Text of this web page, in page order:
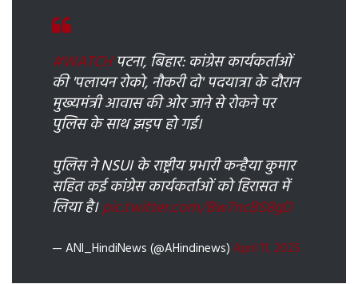
#WATCHपटना, बिहार: कांग्रेस कार्यकर्ताओं
की 'पलायन रोको, नौकरी दो' पदयात्रा के दौरान
मुख्यमंत्री आवास की ओर जाने से रोकने पर
पुलिस के साथ झड़प हो गई।
पुलिस ने NSUI के राष्ट्रीय प्रभारी कन्हैया कुमार
सहित कई कांग्रेस कार्यकर्ताओं को हिरासत में
लिया है।pic.twitter.com/Bw7ncBS8gD
— ANI_HindiNews (@AHindinews) April 11, 2025